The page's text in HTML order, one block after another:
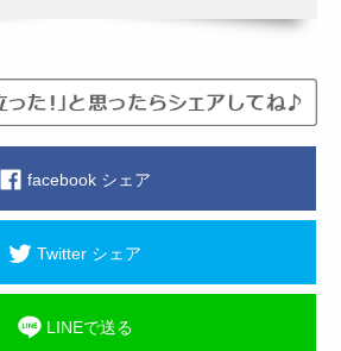
facebook シェア
Twitter シェア
LINEで送る